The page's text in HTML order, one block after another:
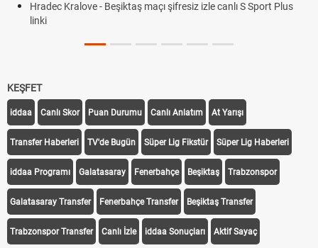
Hradec Kralove - Beşiktaş maçı şifresiz izle canlı S Sport Plus
linki
KEŞFET
iddaa Canlı Skor Puan Durumu Canlı Anlatım At Yarışı
Transfer Haberleri TV'de Bugün Süper Lig Fikstür Süper Lig Haberleri
iddaa Programı Galatasaray Fenerbahçe Beşiktaş Trabzonspor
Galatasaray Transfer Fenerbahçe Transfer Beşiktaş Transfer
Trabzonspor Transfer Canlı İzle iddaa Sonuçları Aktif Sayaç